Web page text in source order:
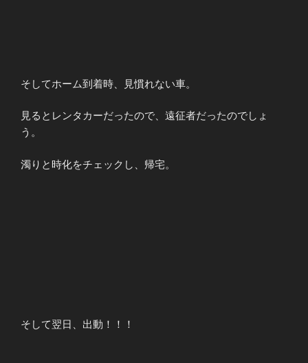
そしてホーム到着時、見慣れない車。
見るとレンタカーだったので、遠征者だったのでしょ
う。
濁りと時化をチェックし、帰宅。
そして翌日、出動！！！